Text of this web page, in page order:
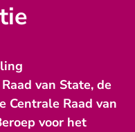
van State, de
Centrale Raad van
voor het